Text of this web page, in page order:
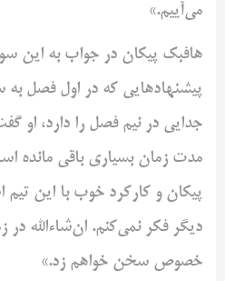
می‌آییم.»
هافبک پیکان در جواب به این
پیشنهادهایی که در اول فصل
جدایی در نیم فصل را دارد، او
مدت زمان بسیاری باقی مانده
پیکان و کارکرد خوب با این
دیگر فکر نمی‌کنم. ان‌شاءالله
خصوص سخن خواهم زد.»